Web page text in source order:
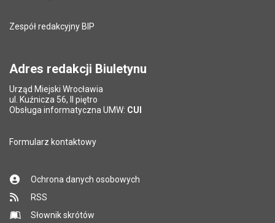
Zespół redakcyjny BIP
Adres redakcji Biuletynu
Urząd Miejski Wrocławia
ul. Kuźnicza 56, II piętro
Obsługa informatyczna UMW: CUI
Formularz kontaktowy
Ochrona danych osobowych
RSS
Słownik skrótów